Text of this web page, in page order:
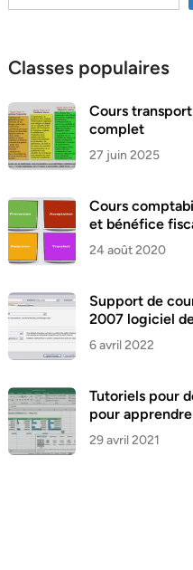
Classes populaires
Cours
complet
27 juin 2025
Cours
et bénéfice
24 août 2020
Support de
2007 logiciel
6 avril 2022
Tutoriels pour
pour
29 avril 2021